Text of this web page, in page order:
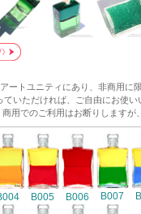
ートユニティにあり、非商用
いただければ、ご自由にお使い
用でのご利用はお断りします
B005 B006 B007